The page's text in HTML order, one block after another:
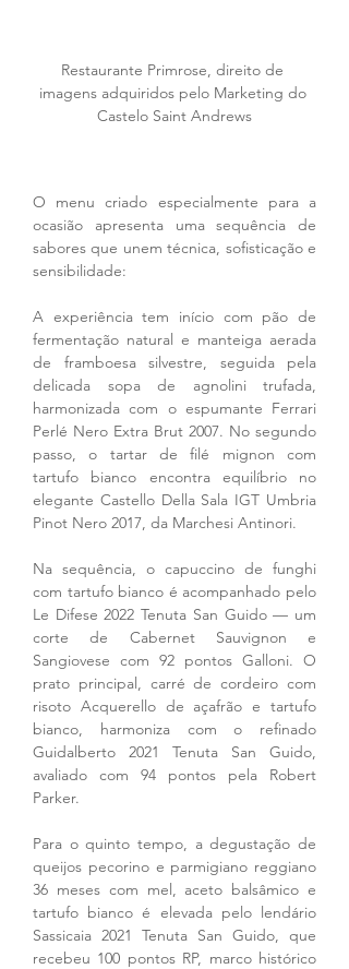
Restaurante Primrose, direito de
imagens adquiridos pelo Marketing do
Castelo Saint Andrews
O menu criado especialmente para a
ocasião apresenta uma sequência de
sabores que unem técnica, sofisticação e
sensibilidade:
A experiência tem início com pão de
fermentação natural e manteiga aerada
de framboesa silvestre, seguida pela
delicada sopa de agnolini trufada,
harmonizada com o espumante Ferrari
Perlé Nero Extra Brut 2007. No segundo
passo, o tartar de filé mignon com
tartufo bianco encontra equilíbrio no
elegante Castello Della Sala IGT Umbria
Pinot Nero 2017, da Marchesi Antinori.
Na sequência, o capuccino de funghi
com tartufo bianco é acompanhado pelo
Le Difese 2022 Tenuta San Guido — um
corte de Cabernet Sauvignon e
Sangiovese com 92 pontos Galloni. O
prato principal, carré de cordeiro com
risoto Acquerello de açafrão e tartufo
bianco, harmoniza com o refinado
Guidalberto 2021 Tenuta San Guido,
avaliado com 94 pontos pela Robert
Parker.
Para o quinto tempo, a degustação de
queijos pecorino e parmigiano reggiano
36 meses com mel, aceto balsâmico e
tartufo bianco é elevada pelo lendário
Sassicaia 2021 Tenuta San Guido, que
recebeu 100 pontos RP, marco histórico